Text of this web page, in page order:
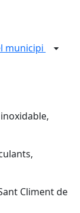
municipi
Climent de